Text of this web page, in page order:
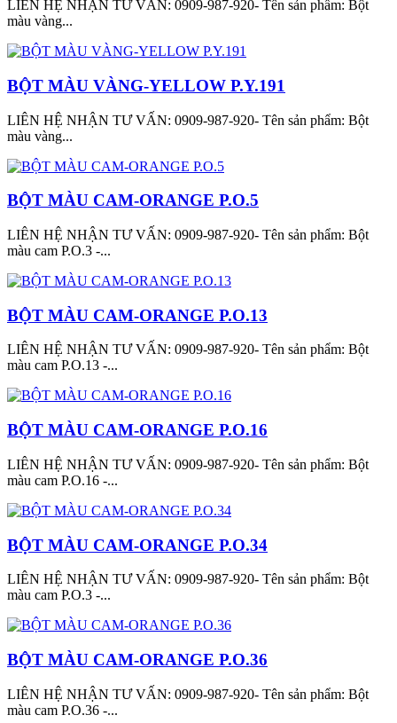
LIÊN HỆ NHẬN TƯ VẤN: 0909-987-920- Tên sản phẩm: Bột
màu vàng...
BỘT MÀU VÀNG-YELLOW P.Y.191
LIÊN HỆ NHẬN TƯ VẤN: 0909-987-920- Tên sản phẩm: Bột
màu vàng...
BỘT MÀU CAM-ORANGE P.O.5
LIÊN HỆ NHẬN TƯ VẤN: 0909-987-920- Tên sản phẩm: Bột
màu cam P.O.3 -...
BỘT MÀU CAM-ORANGE P.O.13
LIÊN HỆ NHẬN TƯ VẤN: 0909-987-920- Tên sản phẩm: Bột
màu cam P.O.13 -...
BỘT MÀU CAM-ORANGE P.O.16
LIÊN HỆ NHẬN TƯ VẤN: 0909-987-920- Tên sản phẩm: Bột
màu cam P.O.16 -...
BỘT MÀU CAM-ORANGE P.O.34
LIÊN HỆ NHẬN TƯ VẤN: 0909-987-920- Tên sản phẩm: Bột
màu cam P.O.3 -...
BỘT MÀU CAM-ORANGE P.O.36
LIÊN HỆ NHẬN TƯ VẤN: 0909-987-920- Tên sản phẩm: Bột
màu cam P.O.36 -...